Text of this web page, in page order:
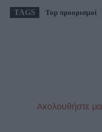
TAGS Top προορισμοί
Aκολουθήστε